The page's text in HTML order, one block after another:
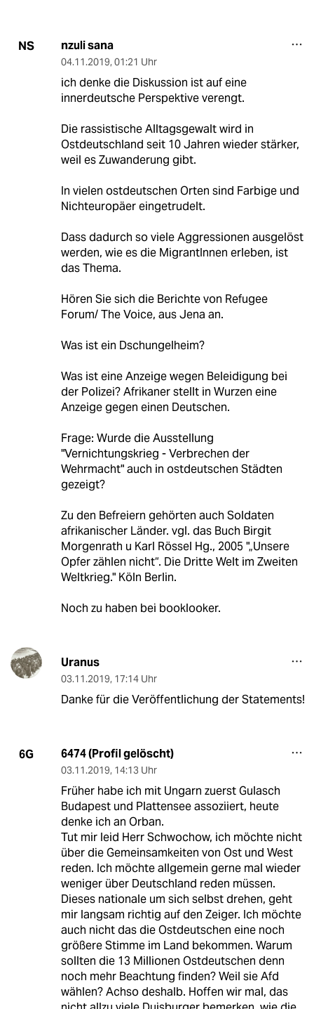
NS nzuli sana
04.11.2019, 01:21 Uhr
ich denke die Diskussion ist auf eine
innerdeutsche Perspektive verengt.
Die rassistische Alltagsgewalt wird in
Ostdeutschland seit 10 Jahren wieder stärker,
weil es Zuwanderung gibt.
In vielen ostdeutschen Orten sind Farbige und
Nichteuropäer eingetrudelt.
Dass dadurch so viele Aggressionen ausgelöst
werden, wie es die MigrantInnen erleben, ist
das Thema.
Hören Sie sich die Berichte von Refugee
Forum/ The Voice, aus Jena an.
Was ist ein Dschungelheim?
Was ist eine Anzeige wegen Beleidigung bei
der Polizei? Afrikaner stellt in Wurzen eine
Anzeige gegen einen Deutschen.
Frage: Wurde die Ausstellung
"Vernichtungskrieg - Verbrechen der
Wehrmacht" auch in ostdeutschen Städten
gezeigt?
Zu den Befreiern gehörten auch Soldaten
afrikanischer Länder. vgl. das Buch Birgit
Morgenrath u Karl Rössel Hg., 2005 "„Unsere
Opfer zählen nicht“. Die Dritte Welt im Zweiten
Weltkrieg." Köln Berlin.
Noch zu haben bei booklooker.
Uranus
03.11.2019, 17:14 Uhr
Danke für die Veröffentlichung der Statements!
6G 6474 (Profil gelöscht)
03.11.2019, 14:13 Uhr
Früher habe ich mit Ungarn zuerst Gulasch
Budapest und Plattensee assoziiert, heute
denke ich an Orban.
Tut mir leid Herr Schwochow, ich möchte nicht
über die Gemeinsamkeiten von Ost und West
reden. Ich möchte allgemein gerne mal wieder
weniger über Deutschland reden müssen.
Dieses nationale um sich selbst drehen, geht
mir langsam richtig auf den Zeiger. Ich möchte
auch nicht das die Ostdeutschen eine noch
größere Stimme im Land bekommen. Warum
sollten die 13 Millionen Ostdeutschen denn
noch mehr Beachtung finden? Weil sie Afd
wählen? Achso deshalb. Hoffen wir mal, das